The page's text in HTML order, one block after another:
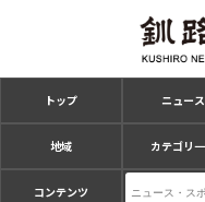
トップ ニュース
地域 カテゴリ
コンテンツ